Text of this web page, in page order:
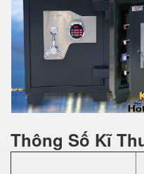
Thông Số Kĩ